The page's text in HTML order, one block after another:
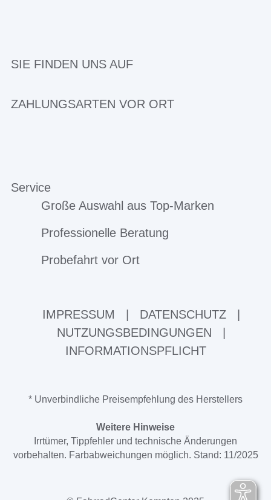
SIE FINDEN UNS AUF
ZAHLUNGSARTEN VOR ORT
Service
Große Auswahl aus Top-Marken
Professionelle Beratung
Probefahrt vor Ort
IMPRESSUM DATENSCHUTZ
NUTZUNGSBEDINGUNGEN
INFORMATIONSPFLICHT
* Unverbindliche Preisempfehlung des Herstellers
Weitere Hinweise
Irrtümer, Tippfehler und technische Änderungen
vorbehalten. Farbabweichungen möglich. Stand: 11/2025